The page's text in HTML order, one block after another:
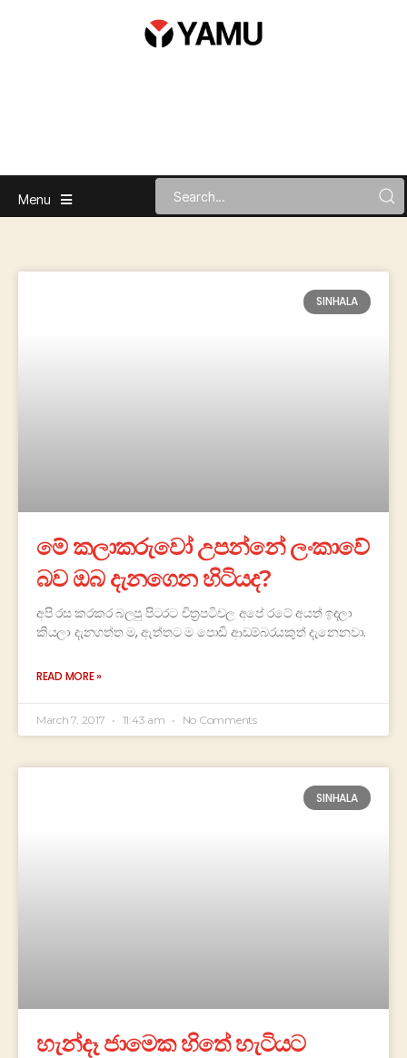
Menu
SINHALA
මේ කලාකරුවෝ උපන්නේ ලංකාවේ
බව ඔබ දැනගෙන හිටියද?
අපි රස කරකර බලපු පිටරට චිත්‍රපටිවල අපේ රටේ අයත් ඉඳලා
කියලා දැනගත්ත ම, ඇත්තට ම පොඩි ආඩම්බරයකුත් දැනෙනවා.
READ MORE »
March 7, 2017 11:43 am No Comments
SINHALA
හැන්දෑ ජාමෙක හිතේ හැටියට